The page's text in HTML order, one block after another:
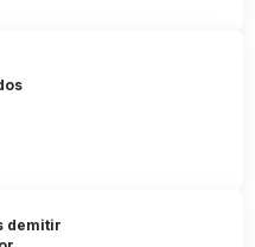
demitir